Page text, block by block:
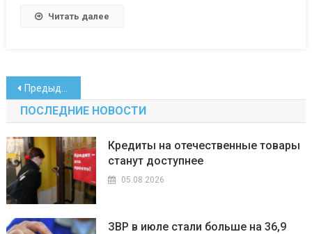
Читать далее
Навигация
по
записям
Предыдущие записи
ПОСЛЕДНИЕ НОВОСТИ
Кредиты на отечественные товары
станут доступнее
05.08.2026
ЗВР в июле стали больше на 36,9